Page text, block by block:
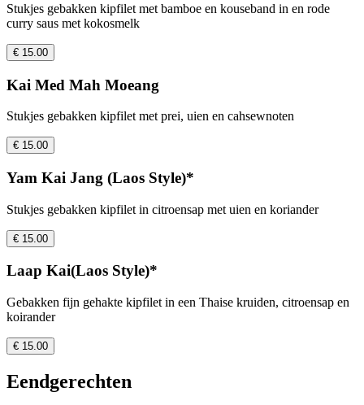
Stukjes gebakken kipfilet met bamboe en kouseband in en rode
curry saus met kokosmelk
€ 15.00
Kai Med Mah Moeang
Stukjes gebakken kipfilet met prei, uien en cahsewnoten
€ 15.00
Yam Kai Jang (Laos Style)*
Stukjes gebakken kipfilet in citroensap met uien en koriander
€ 15.00
Laap Kai(Laos Style)*
Gebakken fijn gehakte kipfilet in een Thaise kruiden, citroensap en
koirander
€ 15.00
Eendgerechten